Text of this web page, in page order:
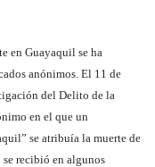
en Guayaquil se ha
anónimos. El 11 de
del Delito de la
en el que un
se atribuía la muerte de
recibió en algunos